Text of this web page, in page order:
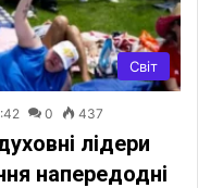
Світ
0 437
лідери
напередодні